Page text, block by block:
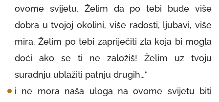
ovome svijetu. Želim da po tebi bude više
dobra u tvojoj okolini, više radosti, ljubavi, više
mira. Želim po tebi zapriječiti zla koja bi mogla
doći ako se ti ne založiš! Želim uz tvoju
suradnju ublažiti patnju drugih…“
i ne mora naša uloga na ovome svijetu biti